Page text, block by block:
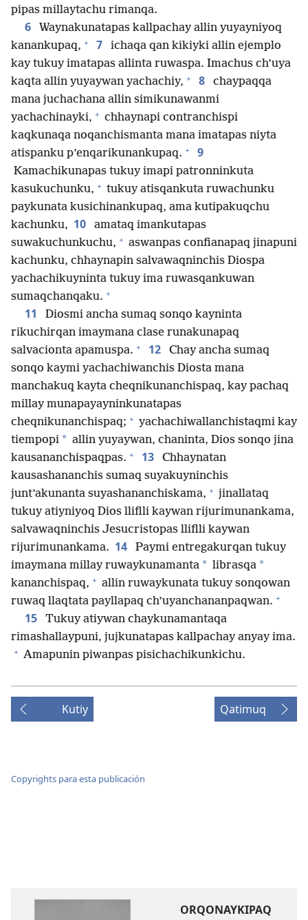
pipas millaytachu rimanqa.
6
Waynakunatapas kallpachay allin yuyayniyoq
kanankupaq, + 7
ichaqa qan kikiyki allin ejemplo
kay tukuy imatapas allinta ruwaspa. Imachus ch’uya
kaqta allin yuyaywan yachachiy, + 8
chaypaqqa
mana juchachana allin simikunawanmi
yachachinayki, + chhaynapi contranchispi
kaqkunaqa noqanchismanta mana imatapas niyta
atispanku p’enqarikunankupaq. + 9
Kamachikunapas tukuy imapi patronninkuta
kasukuchunku, + tukuy atisqankuta ruwachunku
paykunata kusichinankupaq, ama kutipakuqchu
kachunku, 10
amataq imankutapas
suwakuchunkuchu, + aswanpas confianapaq jinapuni
kachunku, chhaynapin salvawaqninchis Diospa
yachachikuyninta tukuy ima ruwasqankuwan
sumaqchanqaku. +
11
Diosmi ancha sumaq sonqo kayninta
rikuchirqan imaymana clase runakunapaq
salvacionta apamuspa. + 12
Chay ancha sumaq
sonqo kaymi yachachiwanchis Diosta mana
manchakuq kayta cheqnikunanchispaq, kay pachaq
millay munapayayninkunatapas
cheqnikunanchispaq; + yachachiwallanchistaqmi kay
tiempopi * allin yuyaywan, chaninta, Dios sonqo jina
kausananchispaqpas. + 13
Chhaynatan
kausashananchis sumaq suyakuyninchis
junt’akunanta suyashananchiskama, + jinallataq
tukuy atiyniyoq Dios lliflli kaywan rijurimunankama,
salvawaqninchis Jesucristopas lliflli kaywan
rijurimunankama. 14
Paymi entregakurqan tukuy
imaymana millay ruwaykunamanta * librasqa *
kananchispaq, + allin ruwaykunata tukuy sonqowan
ruwaq llaqtata payllapaq ch’uyanchananpaqwan. +
15
Tukuy atiywan chaykunamantaqa
rimashallaypuni, jujkunatapas kallpachay anyay ima.
+ Amapunin piwanpas pisichachikunkichu.
Kutiy Qatimuq
Copyrights para esta publicación
ORQONAYKIPAQ